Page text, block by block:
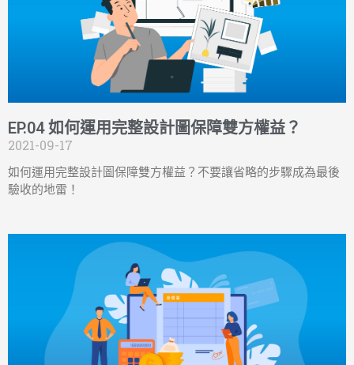
EP.04 如何運用完整設計圖保障雙方權益？
2021-09-17
如何運用完整設計圖保障雙方權益？不要讓省略的步驟成為最後
驗收的地雷！